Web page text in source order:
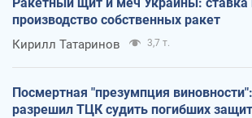
производство собственных ракет
Кирилл Татаринов 3,7 т.
Посмертная "презумпция
разрешил ТЦК судить погибших